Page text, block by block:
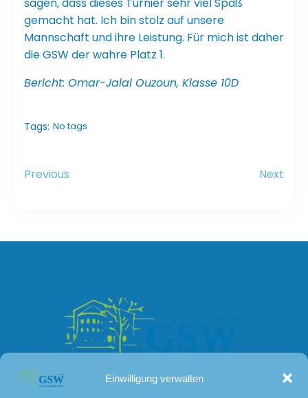
Einwilligung verwalten
gemacht hat. Ich bin stolz auf unsere
Mannschaft und ihre Leistung. Für mich ist daher
die GSW der wahre Platz 1.
Bericht: Omar-Jalal Ouzoun, Klasse 10D
Tags: No tags
Previous Next